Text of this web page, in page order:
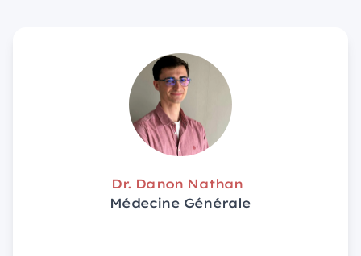
Dr. Danon Nathan
Médecine Générale